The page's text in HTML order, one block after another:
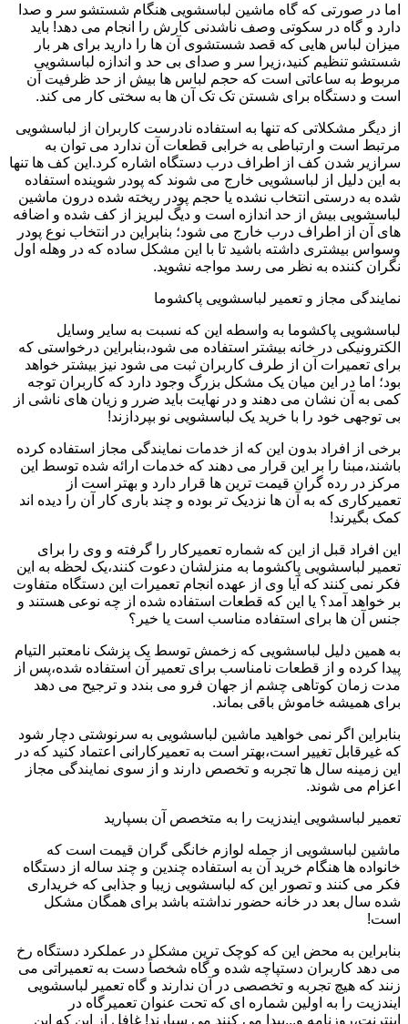
اما در صورتی که گاه ماشین لباسشویی هنگام شستشو سر و صدا
دارد و گاه در سکوتی وصف ناشدنی کارش را انجام می دهد! باید
میزان لباس هایی که قصد شستشوی آن ها را دارید برای هر بار
شستشو تنظیم کنید،زیرا سر و صدای بی حد و اندازه لباسشویی
مربوط به ساعاتی است که حجم لباس ها بیش از حد ظرفیت آن
است و دستگاه برای شستن تک تک آن ها به سختی کار می کند.
از دیگر مشکلاتی که تنها به استفاده نادرست کاربران از لباسشویی
مرتبط است و ارتباطی به خرابی قطعات آن ندارد می توان به
سرازیر شدن کف از اطراف درب دستگاه اشاره کرد.این کف ها تنها
به این دلیل از لباسشویی خارج می شوند که پودر شوینده استفاده
شده به درستی انتخاب نشده یا حجم پودر ریخته شده درون ماشین
لباسشویی بیش از حد اندازه است و دیگ لبریز از کف شده و اضافه
های آن از اطراف درب خارج می شود؛ بنابراین در انتخاب نوع پودر
وسواس بیشتری داشته باشید تا با این مشکل ساده که در وهله اول
نگران کننده به نظر می رسد مواجه نشوید.
نمایندگی مجاز و تعمیر لباسشویی پاکشوما
لباسشویی پاکشوما به واسطه این که نسبت به سایر وسایل
الکترونیکی در خانه بیشتر استفاده می شود،بنابراین درخواستی که
برای تعمیرات آن از طرف کاربران ثبت می شود نیز بیشتر خواهد
بود؛ اما در این میان یک مشکل بزرگ وجود دارد که کاربران توجه
کمی به آن نشان می دهند و در نهایت باید ضرر و زیان های ناشی از
بی توجهی خود را با خرید یک لباسشویی نو بپردازند!
برخی از افراد بدون این که از خدمات نمایندگی مجاز استفاده کرده
باشند،مبنا را بر این قرار می دهند که خدمات ارائه شده توسط این
مرکز در رده گران قیمت ترین ها قرار دارد و بهتر است از
تعمیرکاری که به آن ها نزدیک تر بوده و چند باری کار آن را دیده اند
کمک بگیرند!
این افراد قبل از این که شماره تعمیرکار را گرفته و وی را برای
تعمیر لباسشویی پاکشوما به منزلشان دعوت کنند،یک لحظه به این
فکر نمی کنند که آیا وی از عهده انجام تعمیرات این دستگاه متفاوت
بر خواهد آمد؟ یا این که قطعات استفاده شده از چه نوعی هستند و
جنس آن ها برای استفاده مناسب است یا خیر؟
به همین دلیل لباسشویی که زخمش توسط یک پزشک نامعتبر التیام
پیدا کرده و از قطعات نامناسب برای تعمیر آن استفاده شده،پس از
مدت زمان کوتاهی چشم از جهان فرو می بندد و ترجیح می دهد
برای همیشه خاموش باقی بماند.
بنابراین اگر نمی خواهید ماشین لباسشویی به سرنوشتی دچار شود
که غیرقابل تغییر است،بهتر است به تعمیرکارانی اعتماد کنید که در
این زمینه سال ها تجربه و تخصص دارند و از سوی نمایندگی مجاز
اعزام می شوند.
تعمیر لباسشویی ایندزیت را به متخصص آن بسپارید
ماشین لباسشویی از جمله لوازم خانگی گران قیمت است که
خانواده ها هنگام خرید آن به استفاده چندین و چند ساله از دستگاه
فکر می کنند و تصور این که لباسشویی زیبا و جذابی که خریداری
شده سال بعد در خانه حضور نداشته باشد برای همگان مشکل
است!
بنابراین به محض این که کوچک ترین مشکل در عملکرد دستگاه رخ
می دهد کاربران دستپاچه شده و گاه شخصاً دست به تعمیراتی می
زنند که هیچ تجربه و تخصصی در آن ندارند و گاه تعمیر لباسشویی
ایندزیت را به اولین شماره ای که تحت عنوان تعمیرگاه در
اینترنت،روزنامه و...پیدا می کنند می سپارند! غافل از این که این